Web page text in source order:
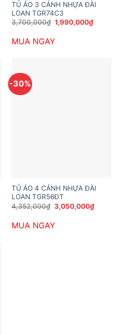
TỦ ÁO 3 CÁNH NHỰA ĐÀI
LOAN TGR74C3
3,700,000₫ Giá
gốc
3,700,000₫.
1,990,000₫Giá
hiện
MUA NGAY
-30%
TỦ ÁO 4 CÁNH NHỰA ĐÀI
LOAN TGR56ĐT
4,352,000₫ Giá
gốc
4,352,000₫.
3,050,000₫Giá
hiện
MUA NGAY